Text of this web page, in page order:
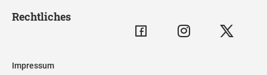
Rechtliches
Impressum